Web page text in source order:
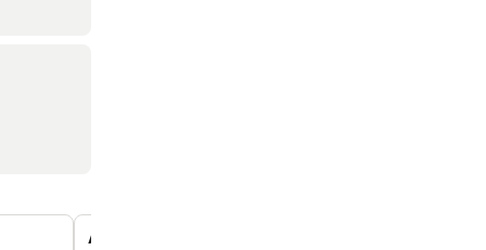
À quelques pas du village de Naoussa